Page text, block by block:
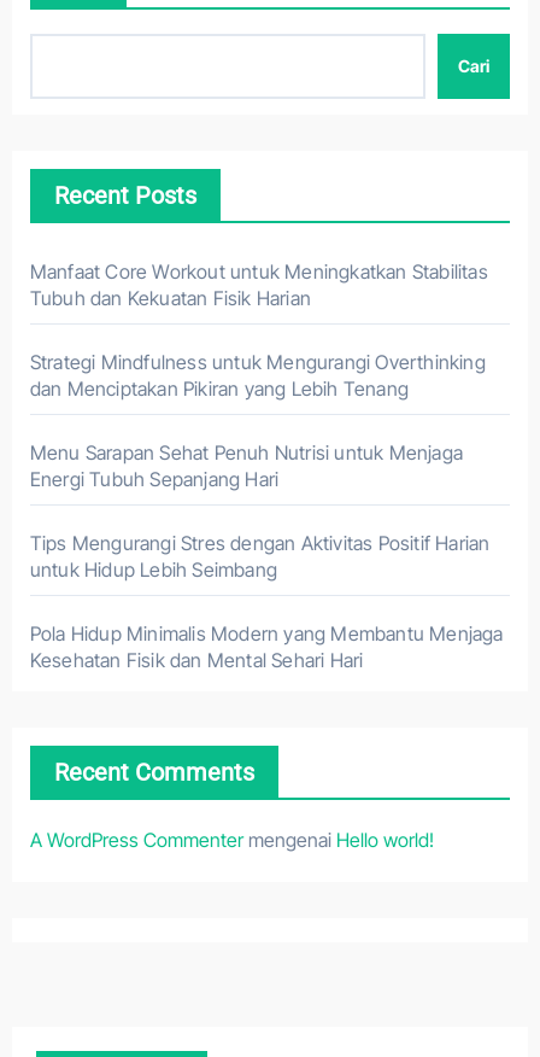
Cari
Recent Posts
Manfaat Core Workout untuk Meningkatkan Stabilitas
Tubuh dan Kekuatan Fisik Harian
Strategi Mindfulness untuk Mengurangi Overthinking
dan Menciptakan Pikiran yang Lebih Tenang
Menu Sarapan Sehat Penuh Nutrisi untuk Menjaga
Energi Tubuh Sepanjang Hari
Tips Mengurangi Stres dengan Aktivitas Positif Harian
untuk Hidup Lebih Seimbang
Pola Hidup Minimalis Modern yang Membantu Menjaga
Kesehatan Fisik dan Mental Sehari Hari
Recent Comments
A WordPress Commentermengenai Hello world!